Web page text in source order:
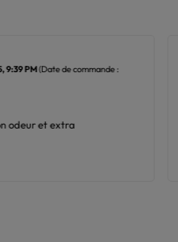
9:39 PM (Date de commande :
odeur et extra